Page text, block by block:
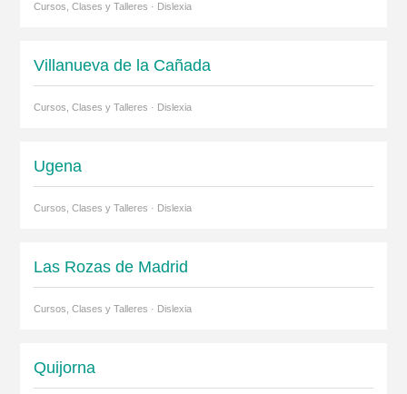
Cursos, Clases y Talleres · Dislexia
Villanueva de la Cañada
Cursos, Clases y Talleres · Dislexia
Ugena
Cursos, Clases y Talleres · Dislexia
Las Rozas de Madrid
Cursos, Clases y Talleres · Dislexia
Quijorna